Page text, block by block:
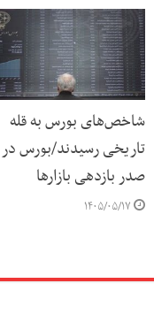
شاخص‌های بورس به قله
تاریخی رسیدند/بورس در
صدر بازدهی بازارها
۱۴۰۵/۰۵/۱۷